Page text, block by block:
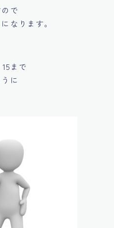
で
なります。
まで
に